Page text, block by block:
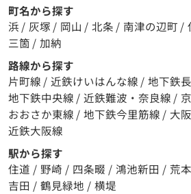
町名から探す
浜 / 灰塚 / 岡山 / 北条 / 南津の辺町 /
三箇 / 加納
路線から探す
片町線 / 近鉄けいはんな線 / 地下鉄
地下鉄中央線 / 近鉄難波・奈良線 /
おおさか東線 / 地下鉄今里筋線 / 大
近鉄大阪線
駅から探す
住道 / 野崎 / 四条畷 / 鴻池新田 / 荒本
吉田 / 鶴見緑地 / 横堤